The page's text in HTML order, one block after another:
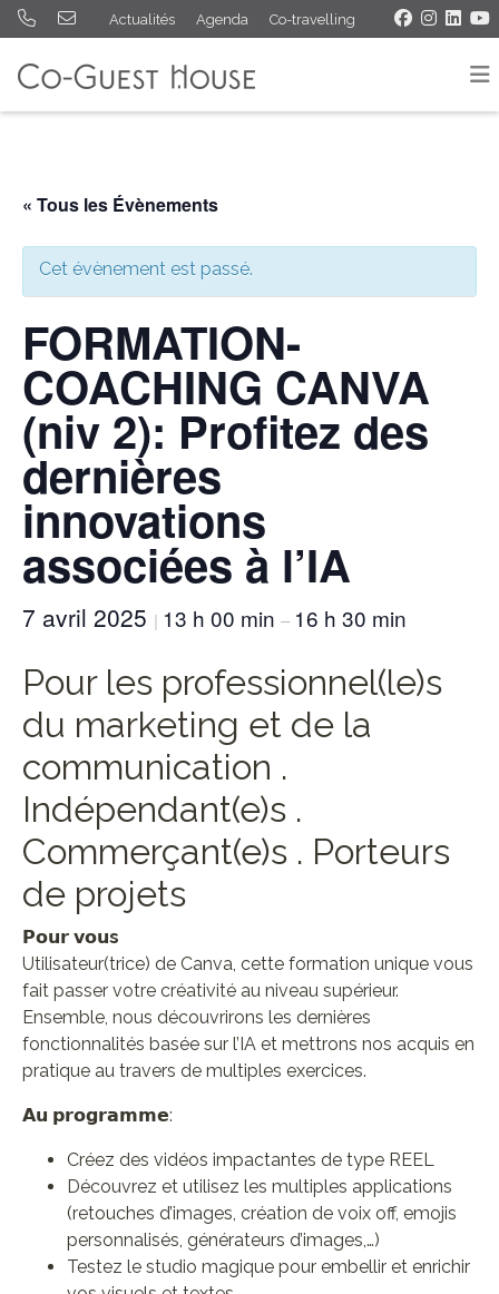
Actualités Agenda Co-travelling
« Tous les Évènements
Cet évènement est passé.
FORMATION-
COACHING CANVA
(niv 2): Profitez des
dernières
innovations
associées à l’IA
7 avril 2025 | 13 h 00 min – 16 h 30 min
Pour les professionnel(le)s
du marketing et de la
communication .
Indépendant(e)s .
Commerçant(e)s . Porteurs
de projets
𝗣𝗼𝘂𝗿 𝘃𝗼𝘂s
Utilisateur(trice) de Canva, cette formation unique vous
fait passer votre créativité au niveau supérieur.
Ensemble, nous découvrirons les dernières
fonctionnalités basée sur l’IA et mettrons nos acquis en
pratique au travers de multiples exercices.
𝗔𝘂 𝗽𝗿𝗼𝗴𝗿𝗮𝗺𝗺𝗲:
Créez des vidéos impactantes de type REEL
Découvrez et utilisez les multiples applications
(retouches d’images, création de voix off, emojis
personnalisés, générateurs d’images,…)
Testez le studio magique pour embellir et enrichir